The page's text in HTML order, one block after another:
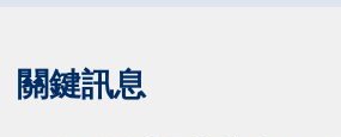
關鍵訊息